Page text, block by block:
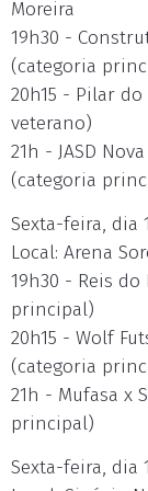
Moreira
19h30 -
(categoria
20h15 - Pilar do
veterano)
21h - JASD
(categoria
Sexta-feira, dia
Local: Arena
19h30 - Reis
principal)
20h15 - Wolf
(categoria
21h - Mufasa x
principal)
Sexta-feira, dia